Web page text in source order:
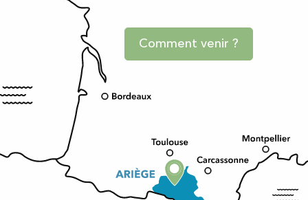
Comment venir ?